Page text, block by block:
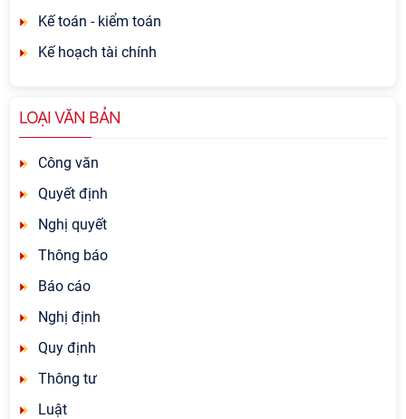
Kế toán - kiểm toán
Kế hoạch tài chính
LOẠI VĂN BẢN
Công văn
Quyết định
Nghị quyết
Thông báo
Báo cáo
Nghị định
Quy định
Thông tư
Luật